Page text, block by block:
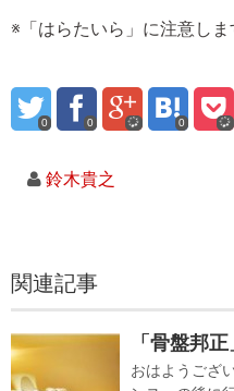
※「はらたいら」に注意しま
0 0 0
鈴木貴之
関連記事
「骨盤邦
おはようござ